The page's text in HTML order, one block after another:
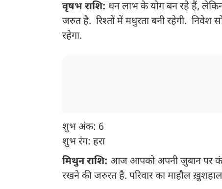
वृषभ राशि: धन लाभ के योग बन रहे हैं,
जरुत है. रिश्तों में मधुरता बनी रहेगी.
रहेगा.
शुभ अंक: 6
शुभ रंग: हरा
मिथुन राशि: आज आपको अपनी ज़ुबान पर
रखने की जरुरत है. परिवार का माहौल